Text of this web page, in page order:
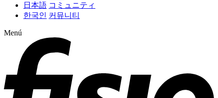
日本語 コミュニティ
한국인 커뮤니티
Menú